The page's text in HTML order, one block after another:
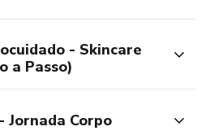
- Skincare
a Passo)
Jornada Corpo